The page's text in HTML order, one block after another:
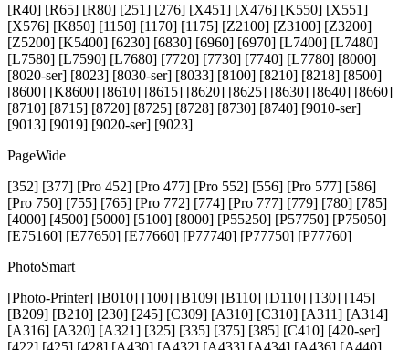
[R40] [R65] [R80] [251] [276] [X451] [X476] [K550] [X551]
[X576] [K850] [1150] [1170] [1175] [Z2100] [Z3100] [Z3200]
[Z5200] [K5400] [6230] [6830] [6960] [6970] [L7400] [L7480]
[L7580] [L7590] [L7680] [7720] [7730] [7740] [L7780] [8000]
[8020-ser] [8023] [8030-ser] [8033] [8100] [8210] [8218] [8500]
[8600] [K8600] [8610] [8615] [8620] [8625] [8630] [8640] [8660]
[8710] [8715] [8720] [8725] [8728] [8730] [8740] [9010-ser]
[9013] [9019] [9020-ser] [9023]
PageWide
[352] [377] [Pro 452] [Pro 477] [Pro 552] [556] [Pro 577] [586]
[Pro 750] [755] [765] [Pro 772] [774] [Pro 777] [779] [780] [785]
[4000] [4500] [5000] [5100] [8000] [P55250] [P57750] [P75050]
[E75160] [E77650] [E77660] [P77740] [P77750] [P77760]
PhotoSmart
[Photo-Printer] [B010] [100] [B109] [B110] [D110] [130] [145]
[B209] [B210] [230] [245] [C309] [A310] [C310] [A311] [A314]
[A316] [A320] [A321] [325] [335] [375] [385] [C410] [420-ser]
[422] [425] [428] [A430] [A432] [A433] [A434] [A436] [A440]